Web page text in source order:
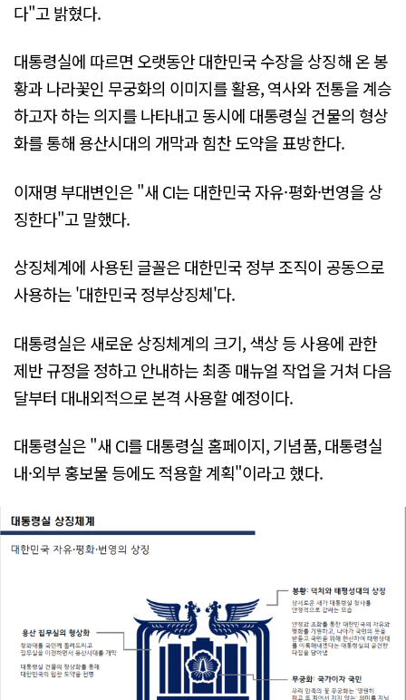
다"고 밝혔다.
대통령실에 따르면 오랫동안 대한민국 수장을 상징해 온 봉
황과 나라꽃인 무궁화의 이미지를 활용, 역사와 전통을 계승
하고자 하는 의지를 나타내고 동시에 대통령실 건물의 형상
화를 통해 용산시대의 개막과 힘찬 도약을 표방한다.
이재명 부대변인은 "새 CI는 대한민국 자유·평화·번영을 상
징한다"고 말했다.
상징체계에 사용된 글꼴은 대한민국 정부 조직이 공동으로
사용하는 '대한민국 정부상징체'다.
대통령실은 새로운 상징체계의 크기, 색상 등 사용에 관한
제반 규정을 정하고 안내하는 최종 매뉴얼 작업을 거쳐 다음
달부터 대내외적으로 본격 사용할 예정이다.
대통령실은 "새 CI를 대통령실 홈페이지, 기념품, 대통령실
내·외부 홍보물 등에도 적용할 계획"이라고 했다.